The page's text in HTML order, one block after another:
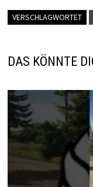
VERSCHLAGWORTET
DAS KÖNNTE